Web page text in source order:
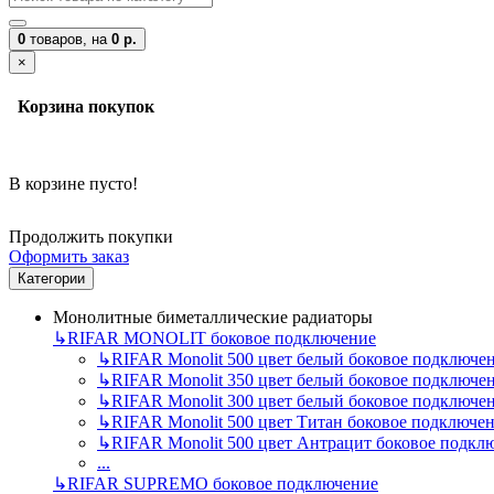
0 товаров, на 0 р.
×
Корзина покупок
В корзине пусто!
Продолжить покупки
Оформить заказ
Категории
Монолитные биметаллические радиаторы
↳RIFAR MONOLIT боковое подключение
↳RIFAR Monolit 500 цвет белый боковое
↳RIFAR Monolit 350 цвет белый боковое
↳RIFAR Monolit 300 цвет белый боковое
↳RIFAR Monolit 500 цвет Титан боковое
↳RIFAR Monolit 500 цвет Антрацит боковое
...
↳RIFAR SUPREMO боковое подключение